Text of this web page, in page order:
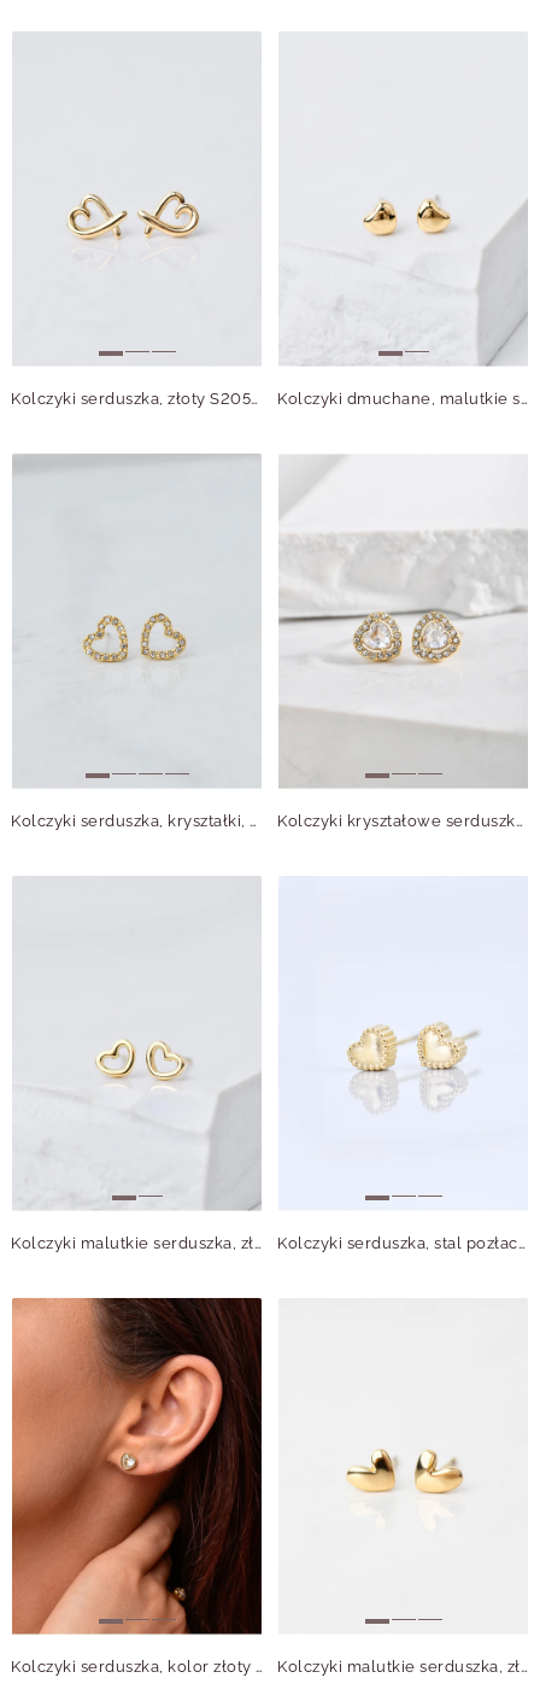
Kolczyki serduszka, złoty S205907Z00 Kolczyki dmuchane, malutkie serduszka, złoty S206670Z00
Kolczyki serduszka, kryształki, złoty S205246Z00 Kolczyki kryształowe serduszka, złoty S205023Z00
Kolczyki malutkie serduszka, złoty S205921Z00 Kolczyki serduszka, stal pozłacana S209971Z00
Kolczyki serduszka, kolor złoty S200272Z02 Kolczyki malutkie serduszka, złoty S205927Z00